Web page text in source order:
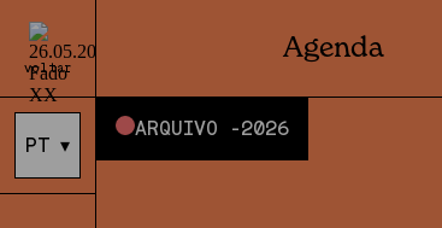
voltar
Agenda
PT ▾
ARQUIVO -2026